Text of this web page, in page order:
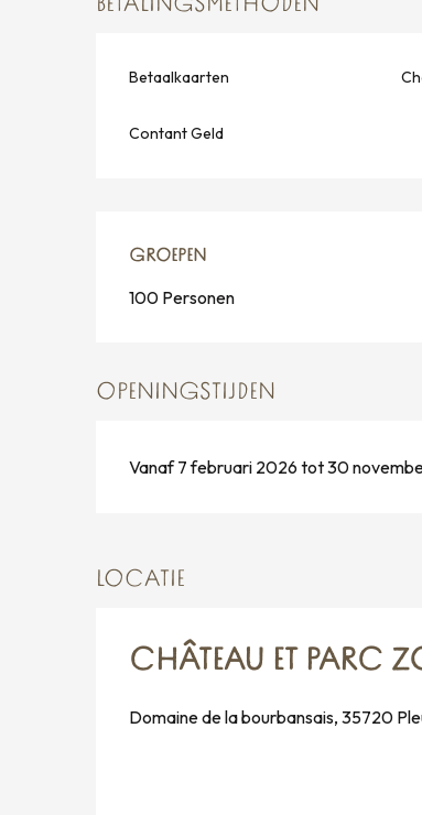
BETALINGSMETHODEN
Betaalkaarten
Contant Geld
GROEPEN
GROEPEN
100 Personen
OPENINGSTIJDEN
Vanaf 7 februari 2026 tot 30
LOCATIE
CHÂTEAU ET PARC
Domaine de la bourbansais, 35720